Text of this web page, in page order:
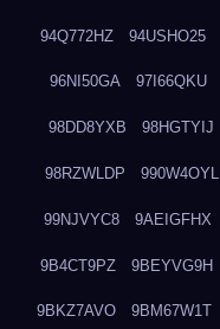
94Q772HZ 94USHO25
96NI50GA 97I66QKU
98DD8YXB 98HGTYIJ
98RZWLDP 990W4OYL
99NJVYC8 9AEIGFHX
9B4CT9PZ 9BEYVG9H
9BKZ7AVO 9BM67W1T